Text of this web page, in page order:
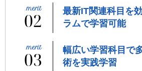
02
最新IT関連科目を
ラムで学習可能
03
幅広い学習科目で
術を実践学習